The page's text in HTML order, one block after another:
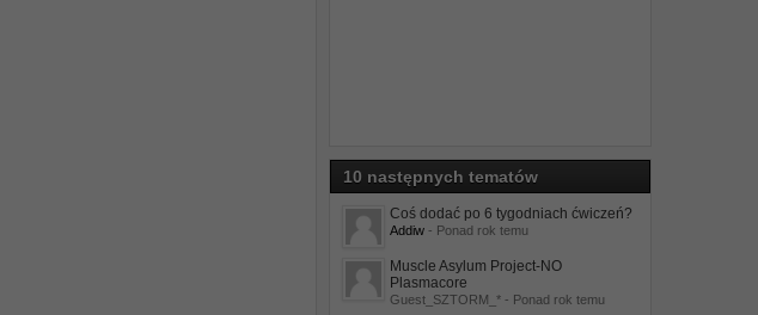
10 następnych tematów
Coś dodać po 6 tygodniach ćwiczeń?
Addiw- Ponad rok temu
Muscle Asylum Project-NO
Plasmacore
Guest_SZTORM_* - Ponad rok temu